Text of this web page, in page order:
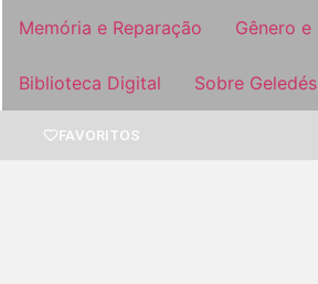
Memória e Reparação Gênero
Biblioteca Digital Sobre Geledés
FAVORITOS